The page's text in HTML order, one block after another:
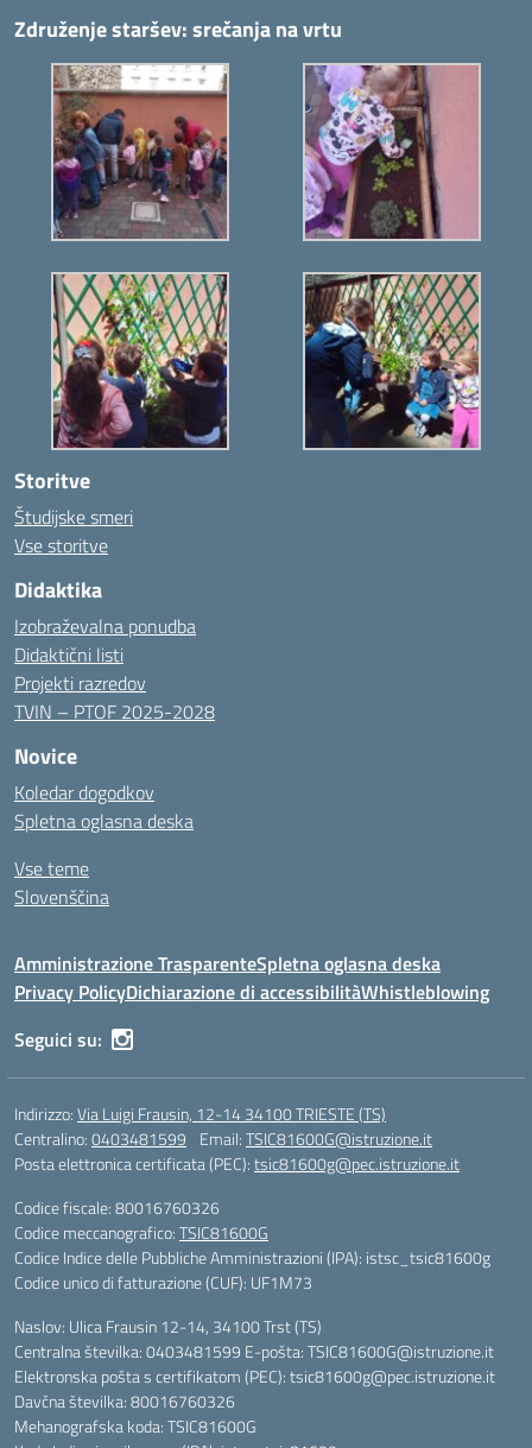
Združenje staršev: srečanja na vrtu
Storitve
Študijske smeri
Vse storitve
Didaktika
Izobraževalna ponudba
Didaktični listi
Projekti razredov
TVIN – PTOF 2025-2028
Novice
Koledar dogodkov
Spletna oglasna deska
Vse teme
Slovenščina
Amministrazione TrasparenteSpletna oglasna deska
Privacy PolicyDichiarazione di accessibilitàWhistleblowing
Seguici su:
Indirizzo:Via Luigi Frausin, 12-14 34100 TRIESTE (TS)
Centralino:0403481599 Email:TSIC81600G@istruzione.it
Posta elettronica certificata (PEC):tsic81600g@pec.istruzione.it
Codice fiscale: 80016760326
Codice meccanografico:TSIC81600G
Codice Indice delle Pubbliche Amministrazioni (IPA): istsc_tsic81600g
Codice unico di fatturazione (CUF): UF1M73
Naslov: Ulica Frausin 12-14, 34100 Trst (TS)
Centralna številka: 0403481599 E-pošta: TSIC81600G@istruzione.it
Elektronska pošta s certifikatom (PEC): tsic81600g@pec.istruzione.it
Davčna številka: 80016760326
Mehanografska koda: TSIC81600G